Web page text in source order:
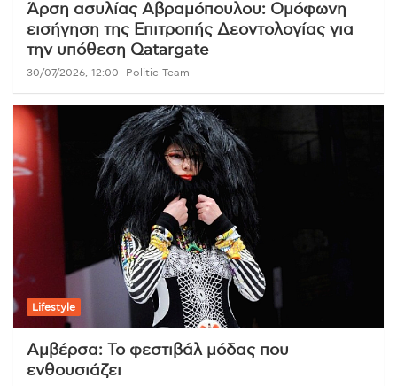
Άρση ασυλίας Αβραμόπουλου: Ομόφωνη
εισήγηση της Επιτροπής Δεοντολογίας για
την υπόθεση Qatargate
30/07/2026, 12:00 Politic Team
Lifestyle
Αμβέρσα: Το φεστιβάλ μόδας που
ενθουσιάζει